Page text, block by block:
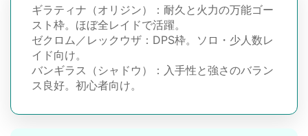
ギラティナ（オリジン）：耐久と火力の万能ゴー
スト枠。ほぼ全レイドで活躍。
ゼクロム／レックウザ：DPS枠。ソロ・少人数レ
イド向け。
バンギラス（シャドウ）：入手性と強さのバラン
ス良好。初心者向け。